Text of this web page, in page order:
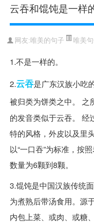
云吞和馄饨是一样
网友: 唯美的句子 唯美
1.不是一样的。
2.云吞是广东汉族小吃
被归类为饼类之中。 之
的发音类似于云吞。 经
特的风格，外皮以及里
以“一口吞”为标准，按
数量为6颗到8颗。
3.馄饨是中国汉族传统
为煮熟后带汤食用。源
内包上菜、或肉、或糖